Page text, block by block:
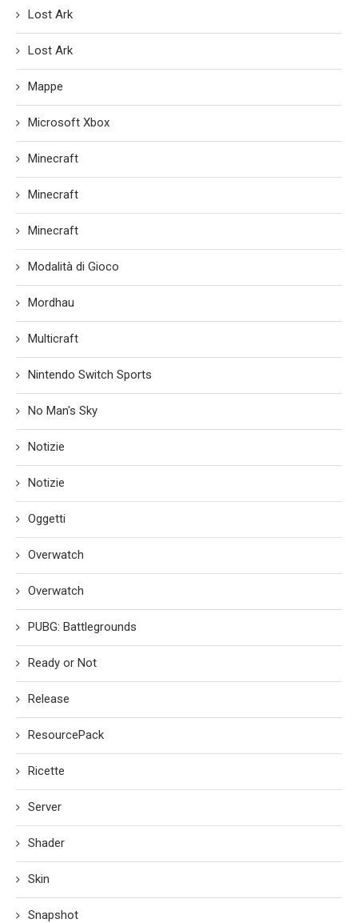
Lost Ark
Lost Ark
Mappe
Microsoft Xbox
Minecraft
Minecraft
Minecraft
Modalità di Gioco
Mordhau
Multicraft
Nintendo Switch Sports
No Man's Sky
Notizie
Notizie
Oggetti
Overwatch
Overwatch
PUBG: Battlegrounds
Ready or Not
Release
ResourcePack
Ricette
Server
Shader
Skin
Snapshot